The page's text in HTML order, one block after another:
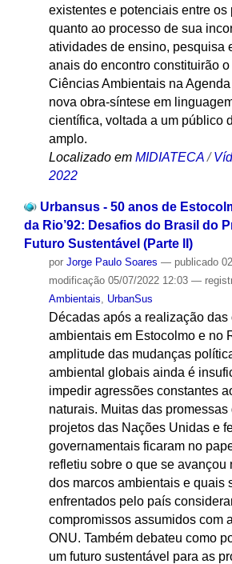
existentes e potenciais entre os
quanto ao processo de sua
atividades de ensino, pesquisa
anais do encontro constituirão o
Ciências Ambientais na Agenda
nova obra-síntese em
científica, voltada a um público
amplo.
Localizado em MIDIATECA /
2022
Urbansus - 50 anos de
da Rio’92: Desafios do Brasil do
Futuro Sustentável (Parte lI)
por Jorge Paulo Soares — publicado
modificação05/07/2022 12:03 —
Ambientais
UrbanSus
Décadas após a realização
ambientais em Estocolmo e no
amplitude das mudanças
ambiental globais ainda é
impedir agressões constantes
naturais. Muitas das promessas
projetos das Nações Unidas e
governamentais ficaram no
refletiu sobre o que se avançou
dos marcos ambientais e quais
enfrentados pelo país
compromissos assumidos com
ONU. Também debateu como
um futuro sustentável para as